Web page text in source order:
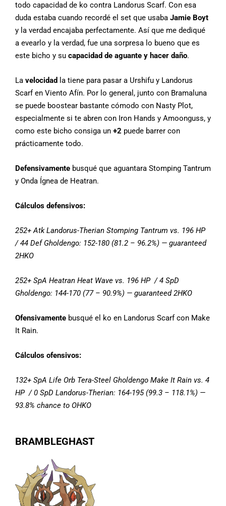
todo capacidad de ko contra Landorus Scarf. Con esa
duda estaba cuando recordé el set que usaba Jamie Boyt
y la verdad encajaba perfectamente. Así que me dediqué
a evearlo y la verdad, fue una sorpresa lo bueno que es
este bicho y su capacidad de aguante y hacer daño.
La velocidad la tiene para pasar a Urshifu y Landorus
Scarf en Viento Afín. Por lo general, junto con Bramaluna
se puede boostear bastante cómodo con Nasty Plot,
especialmente si te abren con Iron Hands y Amoonguss, y
como este bicho consiga un +2 puede barrer con
prácticamente todo.
Defensivamente busqué que aguantara Stomping Tantrum
y Onda Ígnea de Heatran.
Cálculos defensivos:
252+ Atk Landorus-Therian Stomping Tantrum vs. 196 HP
/ 44 Def Gholdengo: 152-180 (81.2 – 96.2%) — guaranteed
2HKO
252+ SpA Heatran Heat Wave vs. 196 HP / 4 SpD
Gholdengo: 144-170 (77 – 90.9%) — guaranteed 2HKO
Ofensivamente busqué el ko en Landorus Scarf con Make
It Rain.
Cálculos ofensivos:
132+ SpA Life Orb Tera-Steel Gholdengo Make It Rain vs. 4
HP / 0 SpD Landorus-Therian: 164-195 (99.3 – 118.1%) —
93.8% chance to OHKO
BRAMBLEGHAST